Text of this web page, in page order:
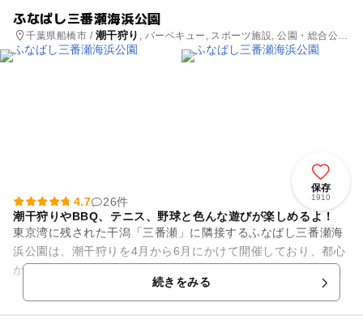
ふなばし三番瀬海浜公園
千葉県船橋市 / 潮干狩り , バーベキュー, スポーツ施設, 公園・総合公
園, 教室・習い事
保存
1910
4.7
26件
潮干狩りやBBQ、テニス、野球と色んな遊びが楽しめるよ！
東京湾に残された干潟「三番瀬」に隣接するふなばし三番瀬海
浜公園は、潮干狩りを4月から6月にかけて開催しており、都心
から一番近い潮干狩り場として注目されています。公園内には
子どもたちに大人気の噴水...続きをみる